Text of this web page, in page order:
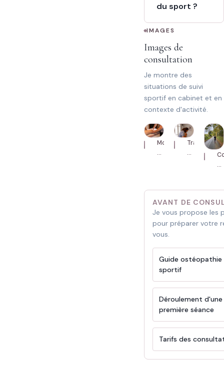
du sport ?
IMAGES
Images de
consultation
Je montre des
situations de suivi
sportif en cabinet et en
contexte d'activité.
Mobilisation
du
sportive.
Travail
de
suivi
sportif.
à
AVANT DE
Je vous propose les
pour préparer votre
vous.
Guide ostéopathie
sportif
Déroulement d'une
première séance
Tarifs des